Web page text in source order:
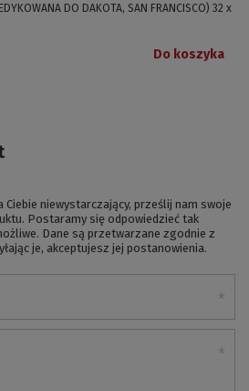
DO DAKOTA, SAN FRANCISCO) 32 x
Do koszyka
Ciebie niewystarczający, prześlij nam swoje
Postaramy się odpowiedzieć tak
Dane są przetwarzane zgodnie z
je, akceptujesz jej postanowienia.